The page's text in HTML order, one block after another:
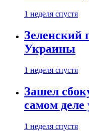
1 неделя спустя
Зеленский
Украины
1 неделя спустя
Зашел
самом деле
1 неделя спустя